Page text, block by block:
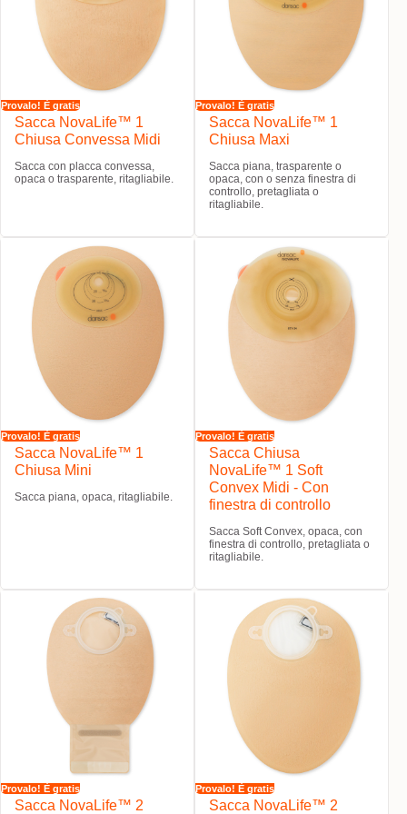
Provalo! È gratis
Sacca NovaLife™ 1
Chiusa Convessa Midi
Sacca con placca convessa,
opaca o trasparente, ritagliabile.
Provalo! È gratis
Sacca NovaLife™ 1
Chiusa Maxi
Sacca piana, trasparente o
opaca, con o senza finestra di
controllo, pretagliata o
ritagliabile.
Provalo! È gratis
Sacca NovaLife™ 1
Chiusa Mini
Sacca piana, opaca, ritagliabile.
Provalo! È gratis
Sacca Chiusa
NovaLife™ 1 Soft
Convex Midi - Con
finestra di controllo
Sacca Soft Convex, opaca, con
finestra di controllo, pretagliata o
ritagliabile.
Provalo! È gratis
Sacca NovaLife™ 2
Provalo! È gratis
Sacca NovaLife™ 2